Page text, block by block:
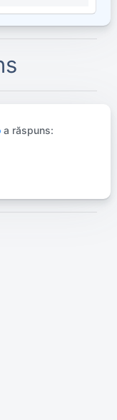
a răspuns: